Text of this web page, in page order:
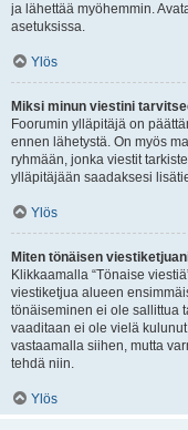
ja lähettää myöhemmin.
asetuksissa.
Ylös
Miksi minun viestini
Foorumin ylläpitäjä on
ennen lähetystä. On myös
ryhmään, jonka viestit
ylläpitäjään saadaksesi
Ylös
Miten tönäisen
Klikkaamalla “Tönaise
viestiketjua alueen
tönäiseminen ei ole sallittua
vaaditaan ei ole vielä
vastaamalla siihen, mutta
tehdä niin.
Ylös